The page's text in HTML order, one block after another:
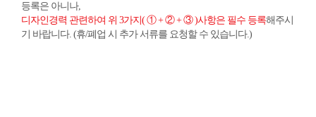
등록은 아니나,
디자인경력 관련하여 위 3가지( ① + ② + ③ )사항은 필수 등록해주시
기 바랍니다. (휴/폐업 시 추가 서류를 요청할 수 있습니다.)